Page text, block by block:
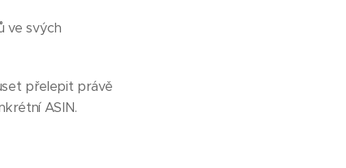
ve svých
přelepit právě
ASIN.